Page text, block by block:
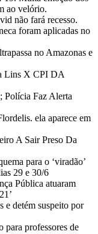
ao velório.
não fará recesso.
foram aplicadas no
no Amazonas e
Lins X CPI DA
Polícia Faz Alerta
ela aparece em
A Sair Preso Da
para o ‘viradão’
29 e 30/6
Pública atuaram
e detém suspeito por
para professores de